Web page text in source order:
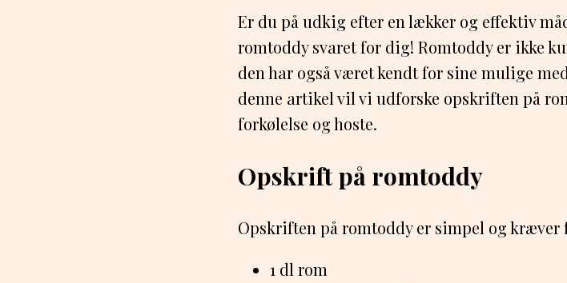
Er du på udkig efter en lækker og effektiv
romtoddy svaret for dig! Romtoddy er ikke
den har også været kendt for sine mulige
denne artikel vil vi udforske opskriften på
forkølelse og hoste.
Opskrift på romtoddy
Opskriften på romtoddy er simpel og kræver
1 dl rom